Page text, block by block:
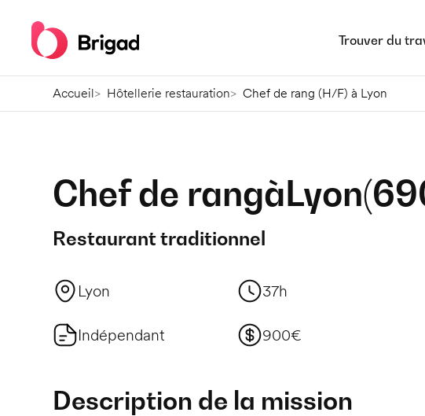
Trouver du
Accueil Hôtellerie restauration Chef de rang (H/F) à Lyon
Chef de rangàLyon(
Restaurant traditionnel
Lyon 37h
Indépendant 900€
Description de la mission